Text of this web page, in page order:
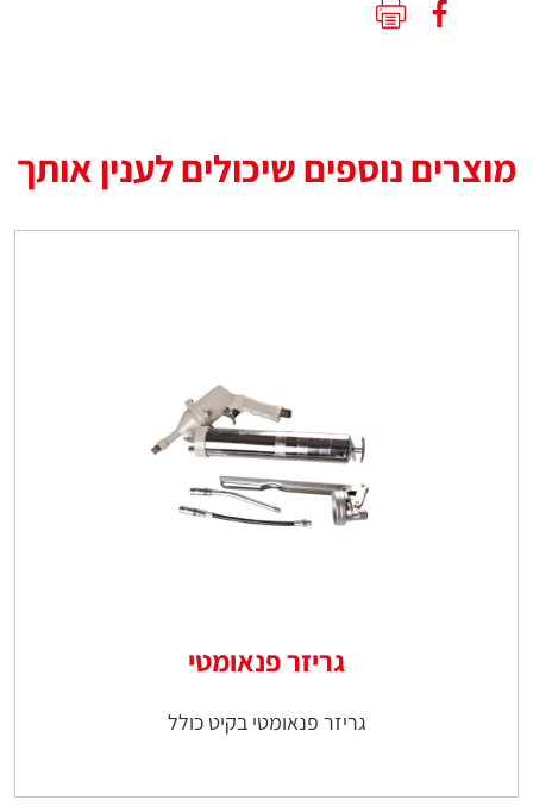
מוצרים נוספים שיכולים לענין אותך
גריזר פנאומטי
גריזר פנאומטי בקיט כולל